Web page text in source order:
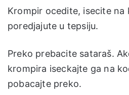
Krompir ocedite, isecite na
poredjajute u tepsiju.
Preko prebacite sataraš.
krompira iseckajte ga na
pobacajte preko.